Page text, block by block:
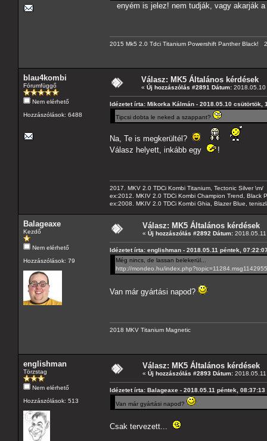
enyém is jelez! nem tudják, vagy akarják
2015 Mk5 2.0 Tdci Titanium Powershift Panther
blau4kombi
Fórumfüggő
Nem elérhető
Hozzászólások: 6488
Válasz: MK5 Általános kérdések
« Új hozzászólás #2891 Dátum: 2018.05.10
Idézetet írta: Mikorka Kálmán - 2018.05.10 csütörtök,
Tipcsi dobta le neked a szappant?
Na, Te is megkerültél?
Válasz helyett, inkább egy
!
2017. MKV 2.0 TDCi Kombi Titanium, Tectonic Silver \m/
ex:2012. MKIV 2.0 TDCi Kombi Champion Trend, Black
ex:2008. MKIV 2.0 TDCi Kombi Ghia, Blazer Blue,
Balageaxe
Kezdő
Nem elérhető
Hozzászólások: 79
Válasz: MK5 Általános kérdések
« Új hozzászólás #2892 Dátum:
Idézetet írta: englishman - 2018.05.11 péntek,
Még nincs, de lassan belekerül...
http://mondeo.hu/
Van már gyártási napod?
2018 MKV Titanium Magnetic
englishman
Törzstag
Nem elérhető
Hozzászólások: 513
Válasz: MK5 Általános kérdések
« Új hozzászólás #2893 Dátum:
Idézetet írta: Balageaxe - 2018.05.11 péntek, 08:37:13
Van már gyártási napod?
Csak tervezett...